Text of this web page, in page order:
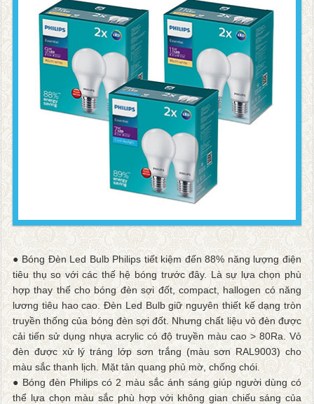
● Bóng Đèn Led Bulb Philips tiết kiệm đến 88% năng lượng điện
tiêu thụ so với các thế hệ bóng trước đây. Là sự lựa chọn phù
hợp thay thế cho bóng đèn sợi đốt, compact, hallogen có năng
lương tiêu hao cao. Đèn Led Bulb giữ nguyên thiết kế dạng tròn
truyền thống của bóng đèn sợi đốt. Nhưng chất liệu vỏ đèn được
cải tiến sử dụng nhựa acrylic có độ truyền màu cao > 80Ra. Vỏ
đèn được xử lý tráng lớp sơn trắng (màu sơn RAL9003) cho
màu sắc thanh lịch. Mặt tản quang phủ mờ, chống chói.
● Bóng đèn Philips có 2 màu sắc ánh sáng giúp người dùng có
thể lựa chọn màu sắc phù hợp với không gian chiếu sáng của